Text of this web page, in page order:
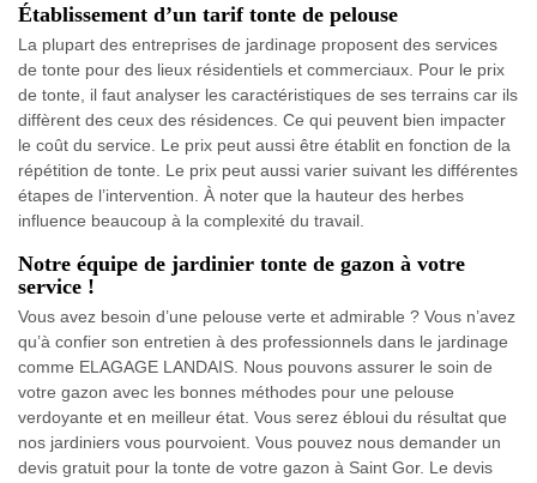
Établissement d’un tarif tonte de pelouse
La plupart des entreprises de jardinage proposent des services
de tonte pour des lieux résidentiels et commerciaux. Pour le prix
de tonte, il faut analyser les caractéristiques de ses terrains car ils
diffèrent des ceux des résidences. Ce qui peuvent bien impacter
le coût du service. Le prix peut aussi être établit en fonction de la
répétition de tonte. Le prix peut aussi varier suivant les différentes
étapes de l’intervention. À noter que la hauteur des herbes
influence beaucoup à la complexité du travail.
Notre équipe de jardinier tonte de gazon à votre
service !
Vous avez besoin d’une pelouse verte et admirable ? Vous n’avez
qu’à confier son entretien à des professionnels dans le jardinage
comme ELAGAGE LANDAIS. Nous pouvons assurer le soin de
votre gazon avec les bonnes méthodes pour une pelouse
verdoyante et en meilleur état. Vous serez ébloui du résultat que
nos jardiniers vous pourvoient. Vous pouvez nous demander un
devis gratuit pour la tonte de votre gazon à Saint Gor. Le devis